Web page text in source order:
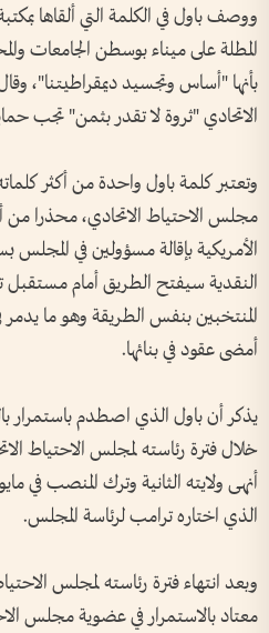
ووصف باول في الكلمة التي ألقاها
المطلة على ميناء بوسطن الجامعات
بأنها "أساس وتجسيد ديمقراطيتنا"،
الاتحادي "ثروة لا تقدر بثمن" تجب
وتعتبر كلمة باول واحدة من أكثر
مجلس الاحتياط الاتحادي، محذرا من
الأمريكية بإقالة مسؤولين في
النقدية سيفتح الطريق أمام مستقبل
المنتخبين بنفس الطريقة وهو ما يدمر
أمضى عقود في بنائها.
يذكر أن باول الذي اصطدم باستمرار
أنهى ولايته الثانية وترك المنصب في
الذي اختاره ترامب لرئاسة المجلس.
وبعد انتهاء فترة رئاسته لمجلس
معتاد بالاستمرار في عضوية مجلس